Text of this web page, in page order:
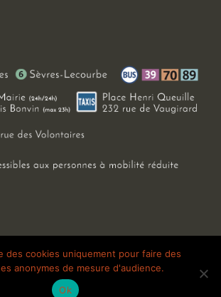
Blomet | Tous droits réservés | Mentions légales
Galerie photo
des cookies uniquement pour faire des
anonymes de mesure d'audience.
Ok